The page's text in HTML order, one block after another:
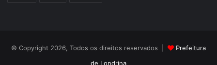
© Copyright 2026, Todos os direitos reservados |
Prefeitura
de Londrina